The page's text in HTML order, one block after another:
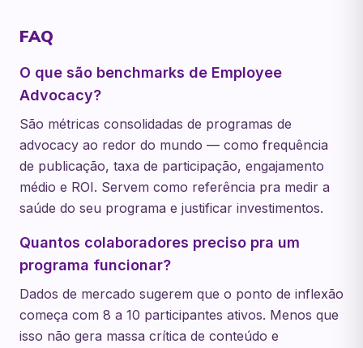
FAQ
O que são benchmarks de Employee
Advocacy?
São métricas consolidadas de programas de
advocacy ao redor do mundo — como frequência
de publicação, taxa de participação, engajamento
médio e ROI. Servem como referência pra medir a
saúde do seu programa e justificar investimentos.
Quantos colaboradores preciso pra um
programa funcionar?
Dados de mercado sugerem que o ponto de inflexão
começa com 8 a 10 participantes ativos. Menos que
isso não gera massa crítica de conteúdo e